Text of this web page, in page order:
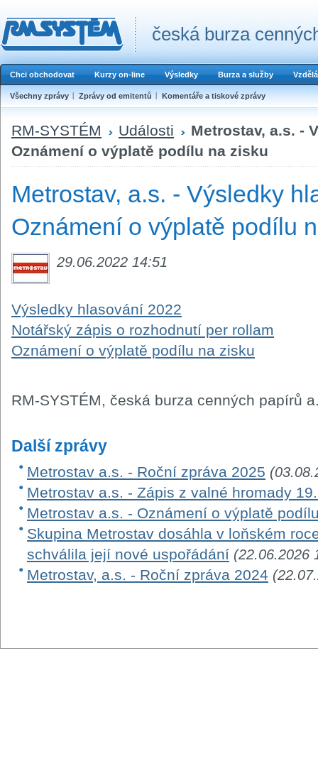
česká burza
Chci obchodovat Kurzy on-line Výsledky Burza a služby
Všechny zprávy Zprávy od emitentů Komentáře a tiskové zprávy
RM-SYSTÉM Události
Metrostav, a.s. -
Oznámení o výplatě podílu na zisku
Metrostav, a.s. - Výsledky
Oznámení o výplatě podílu
29.06.2022 14:51
Výsledky hlasování 2022
Notářský zápis o rozhodnutí per rollam
Oznámení o výplatě podílu na zisku
RM-SYSTÉM, česká burza cenných papírů
Další zprávy
Metrostav a.s. - Roční zpráva 2025
Metrostav a.s. - Zápis z valné hromady
Metrostav a.s. - Oznámení o výplatě
Skupina Metrostav dosáhla v loňském
schválila její nové uspořádání (22.06.2026
Metrostav, a.s. - Roční zpráva 2024